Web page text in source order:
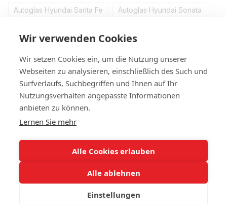
Autoglas Hyundai Santa Fe Autoglas Hyundai Sonata
+4314420014
© 2023 IHR Autoglas. Ihr Experte für Autoglas
Wir verwenden Cookies
Wir setzen Cookies ein, um die Nutzung unserer
Webseiten zu analysieren, einschließlich des Such und
Surfverlaufs, Suchbegriffen und Ihnen auf Ihr
Nutzungsverhalten angepasste Informationen
anbieten zu können.
Lernen Sie mehr
Alle Cookies erlauben
Alle ablehnen
Einstellungen